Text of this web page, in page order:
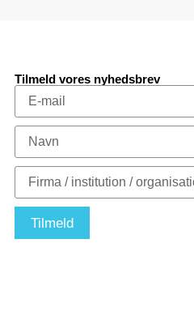
Tilmeld vores nyhedsbrev
Tilmeld